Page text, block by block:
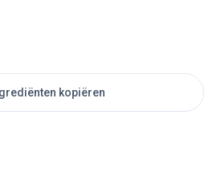
kopiëren